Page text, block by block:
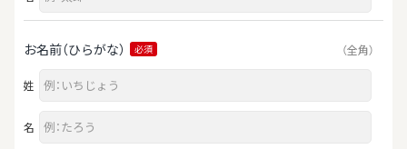
お名前（ひらがな） 必須 （全角）
姓
名